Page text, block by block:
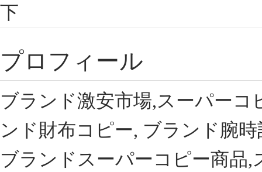
下
プロフィール
ブランド激安市場,スーパー
ンド財布コピー, ブランド腕
ブランドスーパーコピー商品